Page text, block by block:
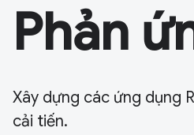
Phản
Xây dựng các ứng dụng
cải tiến.